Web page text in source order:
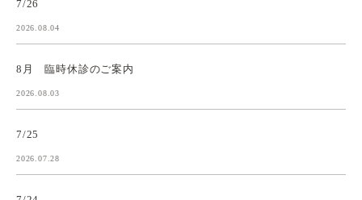
7/26
2026.08.04
8月 臨時休診のご案内
2026.08.03
7/25
2026.07.28